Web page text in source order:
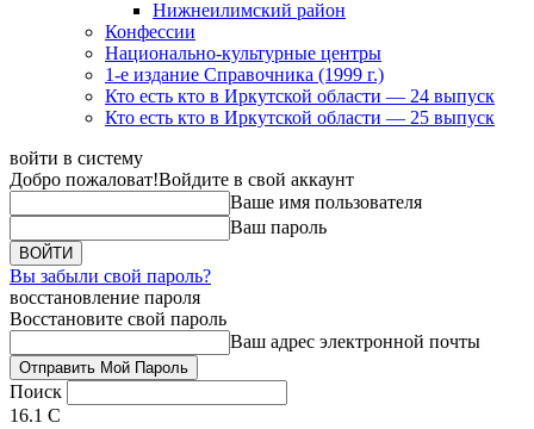
Нижнеилимский район
Конфессии
Национально-культурные центры
1-е издание Справочника (1999 г.)
Кто есть кто в Иркутской области — 24 выпуск
Кто есть кто в Иркутской области — 25 выпуск
войти в систему
Добро пожаловат!Войдите в свой аккаунт
Ваше имя пользователя
Ваш пароль
Вы забыли свой пароль?
восстановление пароля
Восстановите свой пароль
Ваш адрес электронной почты
Поиск
16.1 C